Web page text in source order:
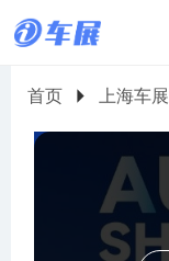
首页 上海车展